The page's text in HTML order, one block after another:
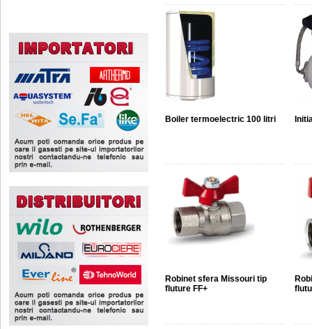
Boiler termoelectric 100 litri
Robinet sfera Missouri tip
fluture FF+